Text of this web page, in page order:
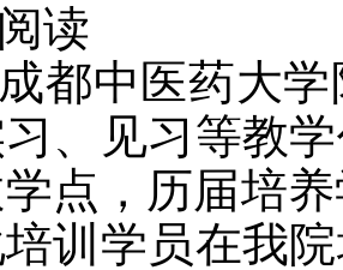
读
都中医药大
、见习等教
点，历届培
训学员在我